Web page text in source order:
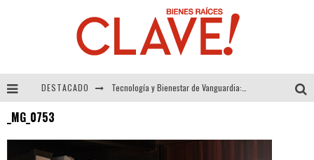
DESTACADO
Alexandra Bedoya – La Constancia detrás de La Paletería
_MG_0753